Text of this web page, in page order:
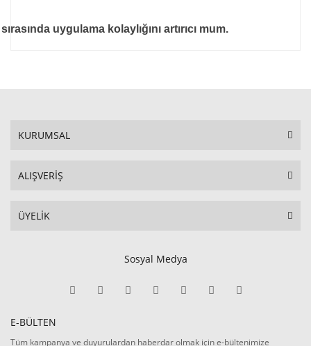
uygulama kolaylığını artırıcı mum.
KURUMSAL
ALIŞVERİŞ
ÜYELİK
Sosyal Medya
E-BÜLTEN
Tüm kampanya ve duyurulardan haberdar olmak için e-bültenimize